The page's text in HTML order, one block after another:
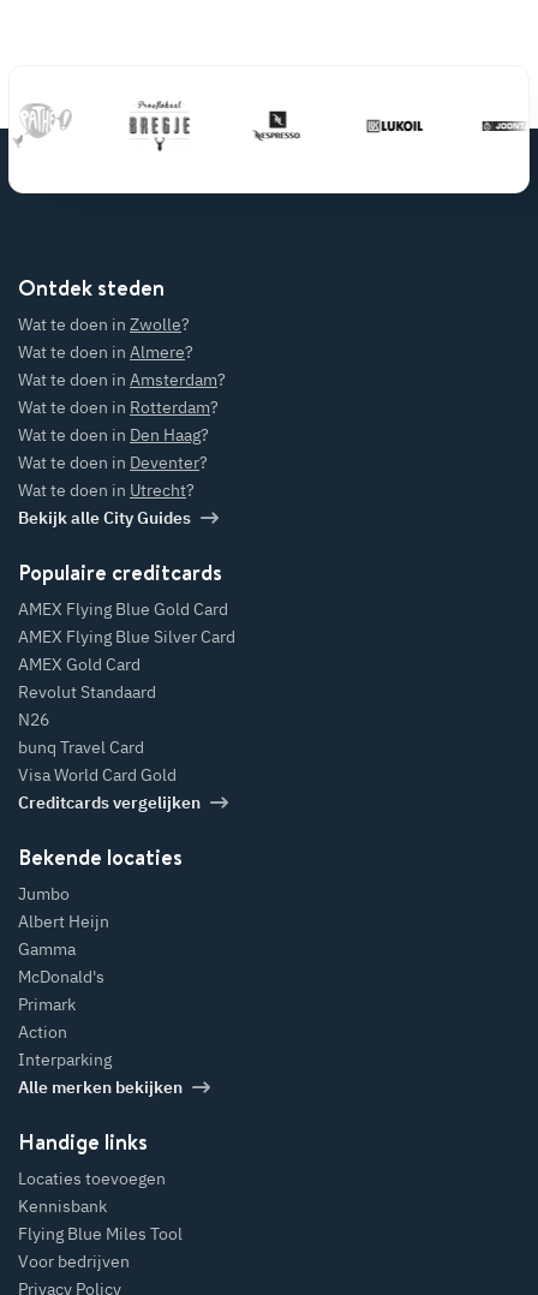
Ontdek steden
Wat te doen in Zwolle?
Wat te doen in Almere?
Wat te doen in Amsterdam?
Wat te doen in Rotterdam?
Wat te doen in Den Haag?
Wat te doen in Deventer?
Wat te doen in Utrecht?
Bekijk alle City Guides
Populaire creditcards
AMEX Flying Blue Gold Card
AMEX Flying Blue Silver Card
AMEX Gold Card
Revolut Standaard
N26
bunq Travel Card
Visa World Card Gold
Creditcards vergelijken
Bekende locaties
Jumbo
Albert Heijn
Gamma
McDonald's
Primark
Action
Interparking
Alle merken bekijken
Handige links
Locaties toevoegen
Kennisbank
Flying Blue Miles Tool
Voor bedrijven
Privacy Policy